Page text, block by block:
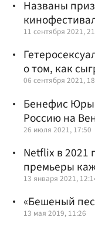
Названы
11 сентября 2021,
о том, как
06 сентября 2021,
Бенефис Юры
Россию на
26 июля 2021, 17:50
Netflix в 2021
премьеры
13 января 2021,
«Бешеный
13 мая 2019, 11:26